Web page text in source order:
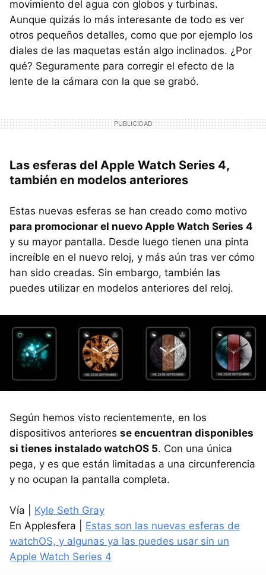
movimiento del agua con globos y turbinas.
Aunque quizás lo más interesante de todo es ver
otros pequeños detalles, como que por ejemplo los
diales de las maquetas están algo inclinados. ¿Por
qué? Seguramente para corregir el efecto de la
lente de la cámara con la que se grabó.
Las esferas del Apple Watch Series 4,
también en modelos anteriores
Estas nuevas esferas se han creado como motivo
para promocionar el nuevo Apple Watch Series 4
y su mayor pantalla. Desde luego tienen una pinta
increíble en el nuevo reloj, y más aún tras ver cómo
han sido creadas. Sin embargo, también las
puedes utilizar en modelos anteriores del reloj.
Según hemos visto recientemente, en los
dispositivos anteriores se encuentran disponibles
si tienes instalado watchOS 5. Con una única
pega, y es que están limitadas a una circunferencia
y no ocupan la pantalla completa.
Vía | Kyle Seth Gray
En Applesfera | Estas son las nuevas esferas de
watchOS, y algunas ya las puedes usar sin un
Apple Watch Series 4